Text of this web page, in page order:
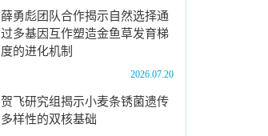
薛勇彪团队合作揭示自然选择通
过多基因互作塑造金鱼草发育梯
度的进化机制
2026.07.20
贺飞研究组揭示小麦条锈菌遗传
多样性的双核基础